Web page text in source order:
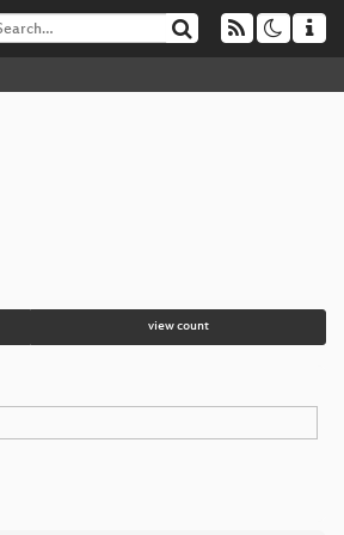
view count